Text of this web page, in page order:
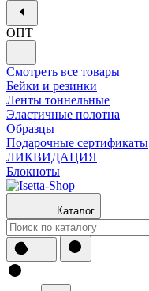
ОПТ
Смотреть все товары
Бейки и резинки
Ленты тоннельные
Эластичные полотна
Образцы
Подарочные сертификаты
ЛИКВИДАЦИЯ
Блокноты
Каталог